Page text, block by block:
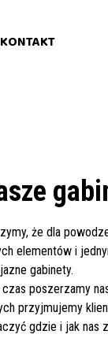
KONTAKT
że dla
elementów i
gabinety.
czas poszerzamy
przyjmujemy
gdzie i jak nas